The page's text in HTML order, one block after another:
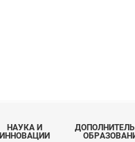
НАУКА И
ИННОВАЦИИ